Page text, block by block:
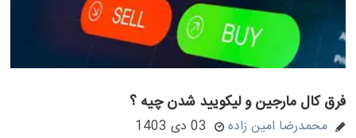
فرق کال مارجین و لیکویید شدن چیه ؟
محمدرضا امین زاده 03 دی 1403